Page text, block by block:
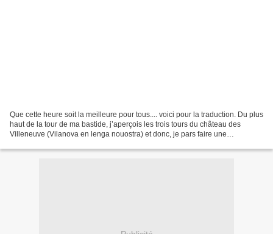
Que cette heure soit la meilleure pour tous.... voici pour la traduction. Du plus
haut de la tour de ma bastide, j’aperçois les trois tours du château des
Villeneuve (Vilanova en lenga nouostra) et donc, je pars faire une